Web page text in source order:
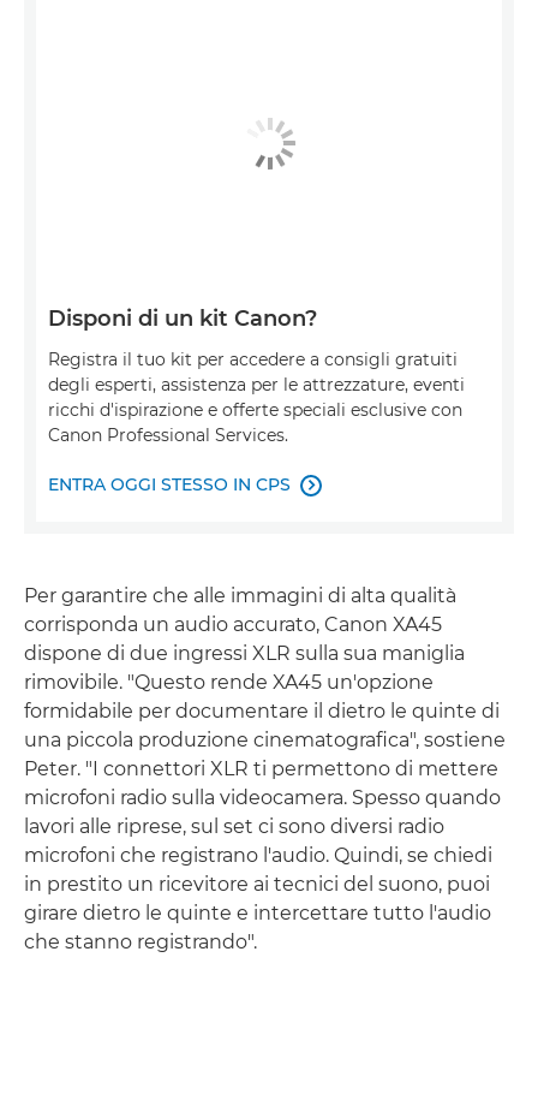
Disponi di un kit Canon?
Registra il tuo kit per accedere a consigli gratuiti
degli esperti, assistenza per le attrezzature, eventi
ricchi d'ispirazione e offerte speciali esclusive con
Canon Professional Services.
ENTRA OGGI STESSO IN CPS 
Per garantire che alle immagini di alta qualità
corrisponda un audio accurato, Canon XA45
dispone di due ingressi XLR sulla sua maniglia
rimovibile. "Questo rende XA45 un'opzione
formidabile per documentare il dietro le quinte di
una piccola produzione cinematografica", sostiene
Peter. "I connettori XLR ti permettono di mettere
microfoni radio sulla videocamera. Spesso quando
lavori alle riprese, sul set ci sono diversi radio
microfoni che registrano l'audio. Quindi, se chiedi
in prestito un ricevitore ai tecnici del suono, puoi
girare dietro le quinte e intercettare tutto l'audio
che stanno registrando".